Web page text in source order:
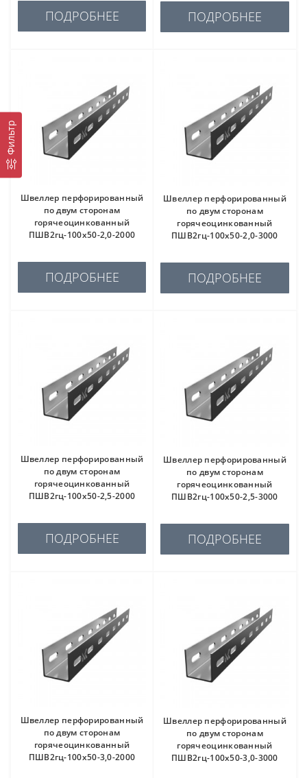
Фильтр
ПОДРОБНЕЕ ПОДРОБНЕЕ
Швеллер перфорированный
по двум сторонам
горячеоцинкованный
ПШВ2гц-100х50-2,0-2000
ПОДРОБНЕЕ
Швеллер перфорированный
по двум сторонам
горячеоцинкованный
ПШВ2гц-100х50-2,0-3000
ПОДРОБНЕЕ
Швеллер перфорированный
по двум сторонам
горячеоцинкованный
ПШВ2гц-100х50-2,5-2000
ПОДРОБНЕЕ
Швеллер перфорированный
по двум сторонам
горячеоцинкованный
ПШВ2гц-100х50-2,5-3000
ПОДРОБНЕЕ
Швеллер перфорированный
по двум сторонам
горячеоцинкованный
ПШВ2гц-100х50-3,0-2000
Швеллер перфорированный
по двум сторонам
горячеоцинкованный
ПШВ2гц-100х50-3,0-3000